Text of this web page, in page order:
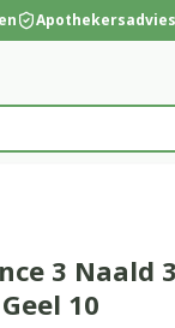
Apothekersadvies
3 Naald
10